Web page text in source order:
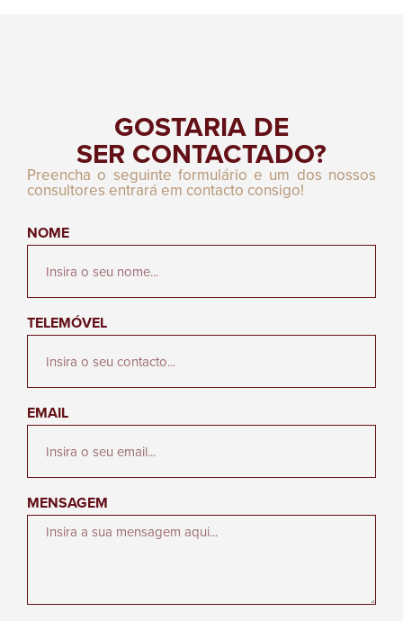
GOSTARIA DE
SER CONTACTADO?
Preencha o seguinte formulário e um dos nossos
consultores entrará em contacto consigo!
NOME
TELEMÓVEL
EMAIL
MENSAGEM